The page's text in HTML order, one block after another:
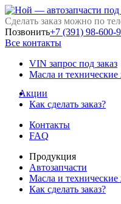
Сделать заказ можно по
Позвонить+7 (391) 98-600-
Все контакты
VIN запрос под заказ
Масла и технические
Акции
Как сделать заказ?
Контакты
FAQ
Продукция
Автозапчасти
Масла и технические
Как сделать заказ?